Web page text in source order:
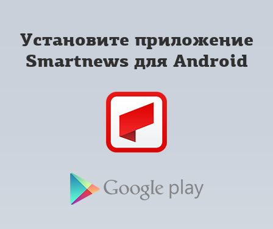
Установите приложение
Smartnews для Android